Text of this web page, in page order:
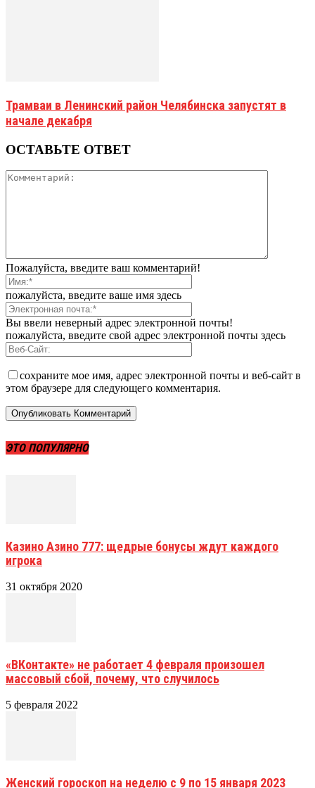
Трамваи в Ленинский район Челябинска запустят в
начале декабря
ОСТАВЬТЕ ОТВЕТ
Пожалуйста, введите ваш комментарий!
пожалуйста, введите ваше имя здесь
Вы ввели неверный адрес электронной почты!
пожалуйста, введите свой адрес электронной почты здесь
сохраните мое имя, адрес электронной почты и веб-сайт в
этом браузере для следующего комментария.
ЭТО ПОПУЛЯРНО
Казино Азино 777: щедрые бонусы ждут каждого
игрока
31 октября 2020
«ВКонтакте» не работает 4 февраля произошел
массовый сбой, почему, что случилось
5 февраля 2022
Женский гороскоп на неделю с 9 по 15 января 2023